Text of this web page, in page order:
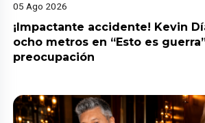
05 Ago 2026
¡Impactante accidente! Kevin
ocho metros en “Esto es
preocupación